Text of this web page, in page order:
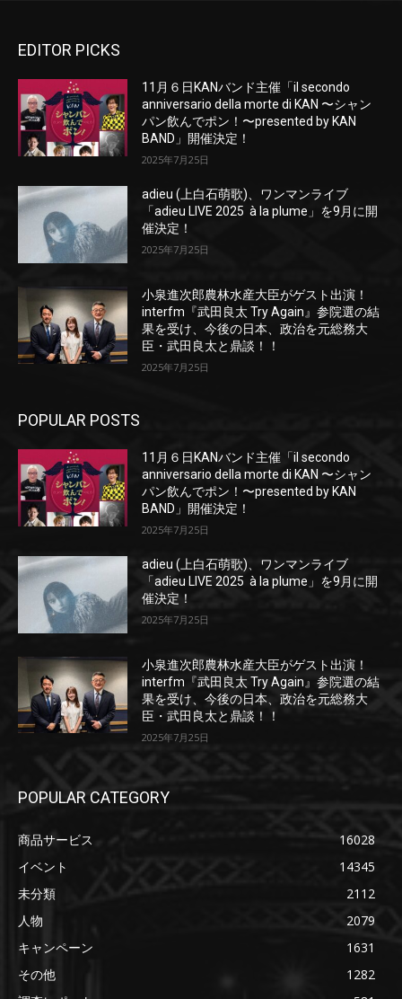
EDITOR PICKS
11月６日KANバンド主催「il secondo
anniversario della morte di KAN 〜シャン
パン飲んでポン！〜presented by KAN
BAND」開催決定！
2025年7月25日
adieu (上白石萌歌)、ワンマンライブ
「adieu LIVE 2025 à la plume」を9月に開
催決定！
2025年7月25日
小泉進次郎農林水産大臣がゲスト出演！
interfm『武田良太 Try Again』参院選の結
果を受け、今後の日本、政治を元総務大
臣・武田良太と鼎談！！
2025年7月25日
POPULAR POSTS
11月６日KANバンド主催「il secondo
anniversario della morte di KAN 〜シャン
パン飲んでポン！〜presented by KAN
BAND」開催決定！
2025年7月25日
adieu (上白石萌歌)、ワンマンライブ
「adieu LIVE 2025 à la plume」を9月に開
催決定！
2025年7月25日
小泉進次郎農林水産大臣がゲスト出演！
interfm『武田良太 Try Again』参院選の結
果を受け、今後の日本、政治を元総務大
臣・武田良太と鼎談！！
2025年7月25日
POPULAR CATEGORY
商品サービス
16028
イベント
14345
未分類
2112
人物
2079
キャンペーン
1631
その他
1282